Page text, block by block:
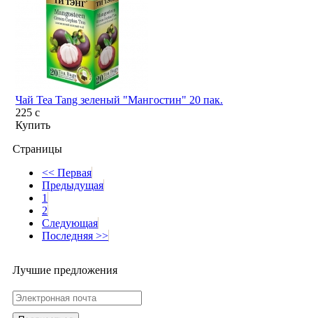
Чай Tea Tang зеленый "Мангостин" 20 пак.
225c
Купить
Страницы
<< Первая
Предыдущая
1
2
Следующая
Последняя >>
Лучшие предложения